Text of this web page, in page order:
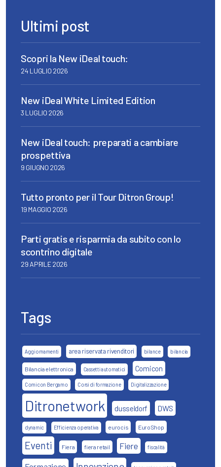
Ultimi post
Scopri la New iDeal touch:
24 LUGLIO 2026
New iDeal White Limited Edition
3 LUGLIO 2026
New iDeal touch: preparati a cambiare
prospettiva
9 GIUGNO 2026
Tutto pronto per il Tour Ditron Group!
19 MAGGIO 2026
Parti gratis e risparmia da subito con lo
scontrino digitale
29 APRILE 2026
Tags
Aggiornamenti area riservata rivenditori bilance bilancia
Bilancia elettronica Cassetti automatici Comicon
Comicon Bergamo Corsi di formazione Digitalizzazione
Ditronetwork dusseldorf DWS
dynamic Efficienza operativa eurocis EuroShop
Eventi Fiera fiera retail Fiere fiscalità